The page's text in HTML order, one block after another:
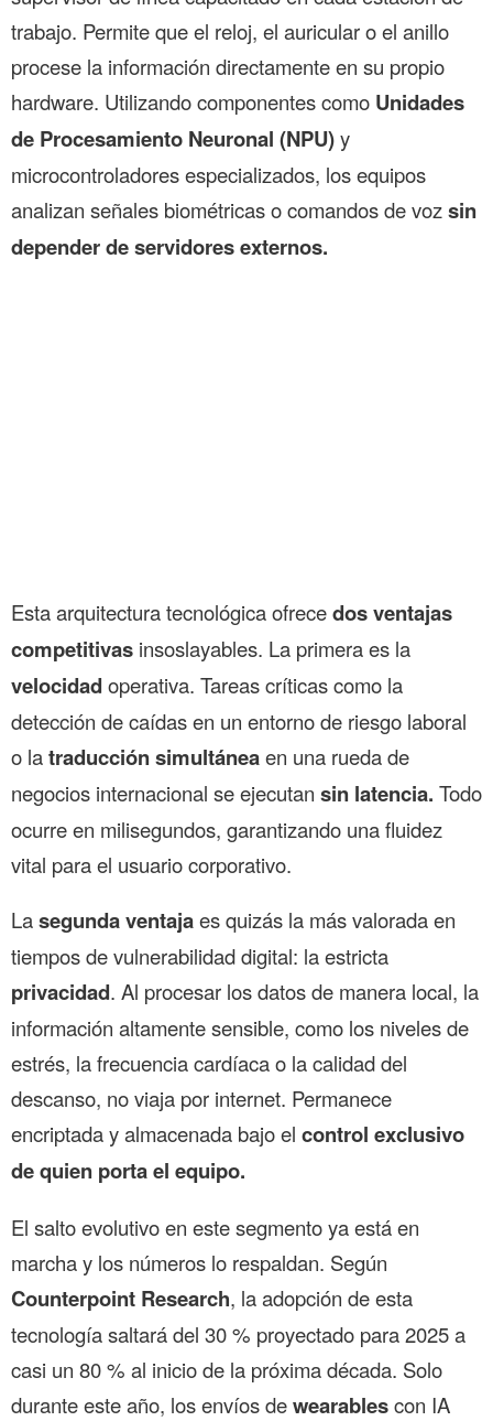
trabajo. Permite que el reloj, el auricular o el anillo
procese la información directamente en su propio
hardware. Utilizando componentes como Unidades
de Procesamiento Neuronal (NPU)y
microcontroladores especializados, los equipos
analizan señales biométricas o comandos de vozsin
depender de servidores externos.
Esta arquitectura tecnológica ofrecedos ventajas
competitivas insoslayables. La primera es la
velocidadoperativa. Tareas críticas como la
detección de caídas en un entorno de riesgo laboral
o latraducción simultáneaen una rueda de
negocios internacional se ejecutan sin latencia. Todo
ocurre en milisegundos, garantizando una fluidez
vital para el usuario corporativo.
Lasegunda ventajaes quizás la más valorada en
tiempos de vulnerabilidad digital: la estricta
privacidad. Al procesar los datos de manera local, la
información altamente sensible, como los niveles de
estrés, la frecuencia cardíaca o la calidad del
descanso, no viaja por internet. Permanece
encriptada y almacenada bajo el control exclusivo
de quien porta el equipo.
El salto evolutivo en este segmento ya está en
marcha y los números lo respaldan. Según
Counterpoint Research, la adopción de esta
tecnología saltará del 30 % proyectado para 2025 a
casi un 80 % al inicio de la próxima década. Solo
durante este año, los envíos dewearablescon IA